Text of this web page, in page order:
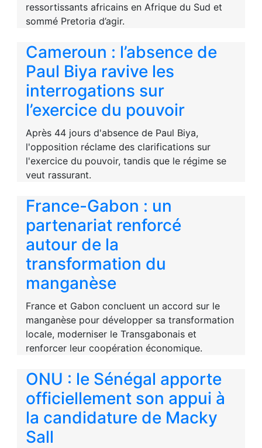
ressortissants africains en Afrique du Sud et
sommé Pretoria d’agir.
Cameroun : l’absence de
Paul Biya ravive les
interrogations sur
l’exercice du pouvoir
Après 44 jours d'absence de Paul Biya,
l'opposition réclame des clarifications sur
l'exercice du pouvoir, tandis que le régime se
veut rassurant.
France-Gabon : un
partenariat renforcé
autour de la
transformation du
manganèse
France et Gabon concluent un accord sur le
manganèse pour développer sa transformation
locale, moderniser le Transgabonais et
renforcer leur coopération économique.
ONU : le Sénégal apporte
officiellement son appui à
la candidature de Macky
Sall